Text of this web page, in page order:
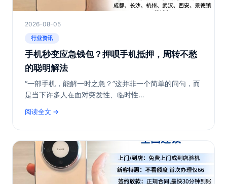
2026-08-05
行业资讯
手机秒变应急钱包？押呗手机抵押，周转不愁
的聪明解法
“一部手机，能解一时之急？”这并非一个简单的问句，而
是当下许多人在面对突发性、临时性…
阅读全文